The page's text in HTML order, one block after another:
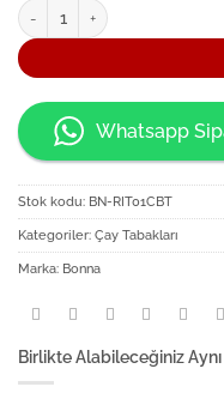
Bonna Rita Porselen Bardak
Whatsapp
Stok kodu: BN-RIT01CBT
Kategoriler: Çay Tabakları
Marka: Bonna
Birlikte Alabileceğiniz